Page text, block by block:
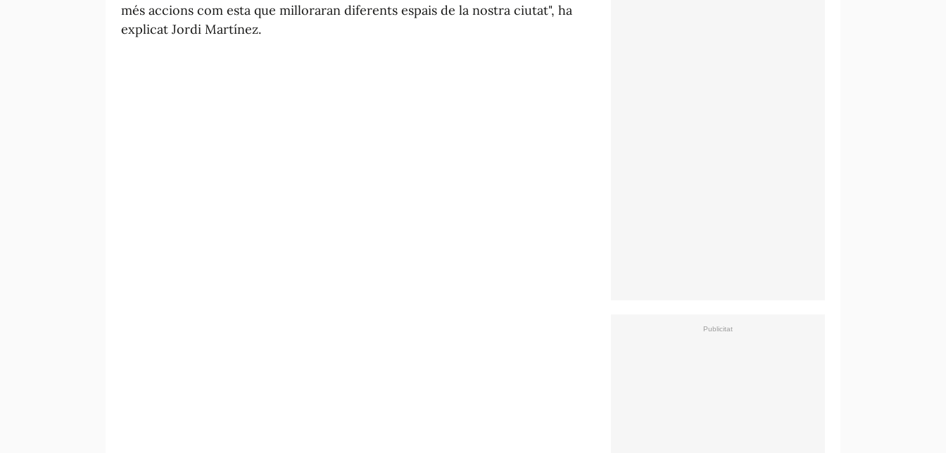
més accions com esta que milloraran diferents espais de la nostra ciutat", ha
explicat Jordi Martínez.